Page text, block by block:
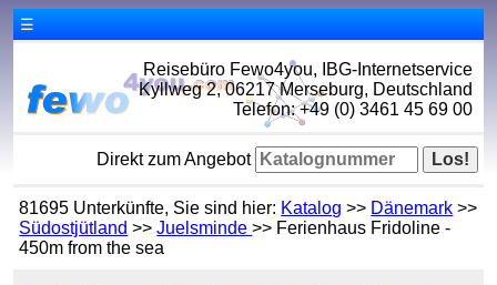
☰
Reisebüro Fewo4you, IBG-Internetservice
Kyllweg 2, 06217 Merseburg, Deutschland
Telefon: +49 (0) 3461 45 69 00
Direkt zum Angebot
81695 Unterkünfte, Sie sind hier: Katalog >> Dänemark >>
Südostjütland >>Juelsminde>> Ferienhaus Fridoline -
450m from the sea